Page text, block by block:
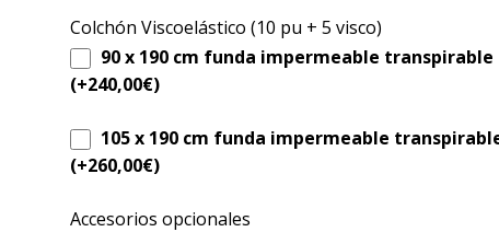
✅ Accesorios opcionales: barandillas de acero,
y portagoteros
Colchón Viscoelástico (10 pu + 5 visco)
90 x 190 cm funda impermeable transpirable
(+240,00€)
105 x 190 cm funda impermeable
(+260,00€)
Accesorios opcionales